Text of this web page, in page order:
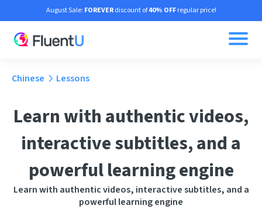
August Sale: FOREVERdiscount of40% OFFregular price!
Chinese Lessons
Learn with authentic videos,
interactive subtitles, and a
powerful learning engine
Learn with authentic videos, interactive subtitles, and a
powerful learning engine